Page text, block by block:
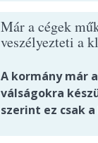
Már a cégek
veszélyezteti a
A kormány már
válságokra
szerint ez csak